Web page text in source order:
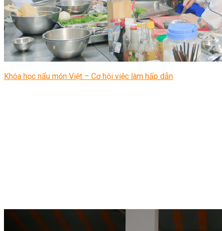
Khóa học nấu món Việt – Cơ hội việc làm hấp dẫn